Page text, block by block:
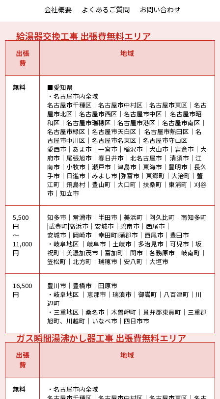
会社概要
よくあるご質問 お問い合わせ
給湯器交換工事 出張費無料エリア
出張
費
地域
無料
■愛知県
・名古屋市内全域
名古屋市千種区｜名古屋市中村区｜名古屋市東区｜名古
屋市北区｜名古屋市西区｜名古屋市中区｜ 名古屋市昭
和区｜名古屋市瑞穂区｜名古屋市港区｜名古屋市南区｜
名古屋市緑区｜名古屋市天白区｜ 名古屋市熱田区｜名
古屋市中川区｜名古屋市名東区｜名古屋市守山区
愛西市｜あま市｜一宮市｜稲沢市｜犬山市｜岩倉市｜大
府市｜尾張旭市｜春日井市｜北名古屋市｜ 清須市｜江
南市｜小牧市｜瀬戸市｜津島市｜東海市｜豊明市｜長久
手市｜日進市｜みよし市 |弥富市｜東郷町｜大治町｜蟹
江町｜飛島村｜豊山町｜大口町｜扶桑町｜東浦町｜刈谷
市｜知立市
5,500
円
～
11,000
円
知多市｜常滑市｜半田市｜美浜町｜阿久比町｜南知多町
|武豊町|高浜市｜安城市｜碧南市｜西尾市｜
安城市｜岡崎市｜幸田町I蒲郡市｜西尾市｜豊田市
・岐阜地区 ｜岐阜市｜土岐市｜多治見市｜可児市｜坂
祝町｜美濃加茂市｜富加町｜関市｜各務原市｜岐南町｜
笠松町｜北方町｜瑞穂市｜安八町｜大垣市
16,500
円
豊川市｜豊橋市｜田原市
・岐阜地区 ｜恵那市｜瑞浪市｜御嵩町｜八百津町｜川
辺町
・三重地区｜桑名市｜木曽岬町｜員弁郡東員町｜三重郡
旭町、川越町｜いなべ市｜四日市市
ガス瞬間湯沸かし器工事 出張費無料エリア
出張
費
地域
無料
・名古屋市内全域